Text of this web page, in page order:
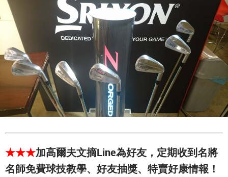
★★★加高爾夫文摘Line為好友，定期收到名將
名師免費球技教學、好友抽獎、特賣好康情報！